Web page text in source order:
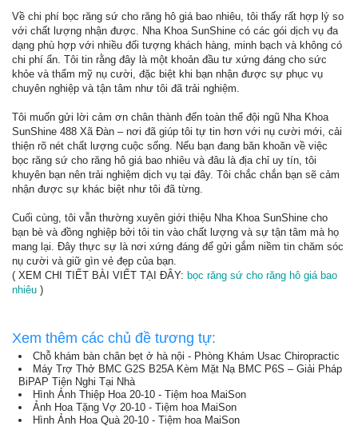
Về chi phí bọc răng sứ cho răng hô giá bao nhiêu, tôi thấy rất hợp lý so
với chất lượng nhận được. Nha Khoa SunShine có các gói dịch vụ đa
dạng phù hợp với nhiều đối tượng khách hàng, minh bạch và không có
chi phí ẩn. Tôi tin rằng đây là một khoản đầu tư xứng đáng cho sức
khỏe và thẩm mỹ nụ cười, đặc biệt khi bạn nhận được sự phục vụ
chuyên nghiệp và tận tâm như tôi đã trải nghiệm.
Tôi muốn gửi lời cảm ơn chân thành đến toàn thể đội ngũ Nha Khoa
SunShine 488 Xã Đàn – nơi đã giúp tôi tự tin hơn với nụ cười mới, cải
thiện rõ nét chất lượng cuộc sống. Nếu bạn đang băn khoăn về việc
bọc răng sứ cho răng hô giá bao nhiêu và đâu là địa chỉ uy tín, tôi
khuyên bạn nên trải nghiệm dịch vụ tại đây. Tôi chắc chắn bạn sẽ cảm
nhận được sự khác biệt như tôi đã từng.
Cuối cùng, tôi vẫn thường xuyên giới thiệu Nha Khoa SunShine cho
bạn bè và đồng nghiệp bởi tôi tin vào chất lượng và sự tận tâm mà họ
mang lại. Đây thực sự là nơi xứng đáng để gửi gắm niềm tin chăm sóc
nụ cười và giữ gìn vẻ đẹp của bạn.
( XEM CHI TIẾT BÀI VIẾT TẠI ĐÂY: bọc răng sứ cho răng hô giá bao
nhiêu )
Xem thêm các chủ đề tương tự:
Chỗ khám bàn chân bẹt ở hà nội - Phòng Khám Usac Chiropractic
Máy Trợ Thở BMC G2S B25A Kèm Mặt Nạ BMC P6S – Giải Pháp
BiPAP Tiện Nghi Tại Nhà
Hình Ảnh Thiệp Hoa 20-10 - Tiệm hoa MaiSon
Ảnh Hoa Tặng Vợ 20-10 - Tiệm hoa MaiSon
Hình Ảnh Hoa Quà 20-10 - Tiệm hoa MaiSon